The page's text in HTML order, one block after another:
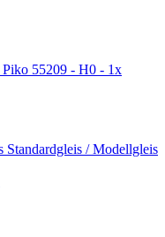
Piko 55209 - H0 - 1x